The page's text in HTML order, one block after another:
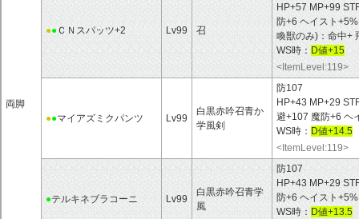
両脚
●●ＣＮスパッツ+2 Lv99 召
HP+57 MP+99
防+6 ヘイスト
喚獣のみ)：命中+
WS時： D値+15
<ItemLevel:119>
●●マイアズミクパンツ Lv99
白黒赤吟召青か
学風剣
防107
HP+43 MP+29
避+107 魔防+6 ヘ
WS時： D値+14.5
<ItemLevel:119>
●テルキネブラコーニ Lv99
白黒赤吟召青学
風
防107
HP+43 MP+29
防+6 ヘイスト
WS時： D値+13.5